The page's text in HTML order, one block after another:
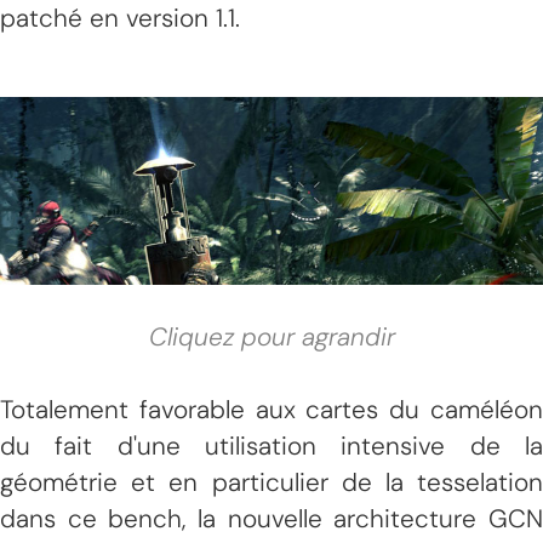
patché en version 1.1.
Cliquez pour agrandir
Totalement favorable aux cartes du caméléon
du fait d'une utilisation intensive de la
géométrie et en particulier de la tesselation
dans ce bench, la nouvelle architecture GCN